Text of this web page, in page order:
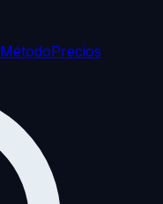
MétodoPrecios